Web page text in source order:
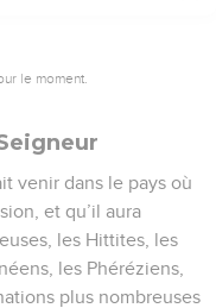
le moment.
venir dans le pays où
et qu’il aura
les Hittites, les
les Phéréziens,
plus nombreuses